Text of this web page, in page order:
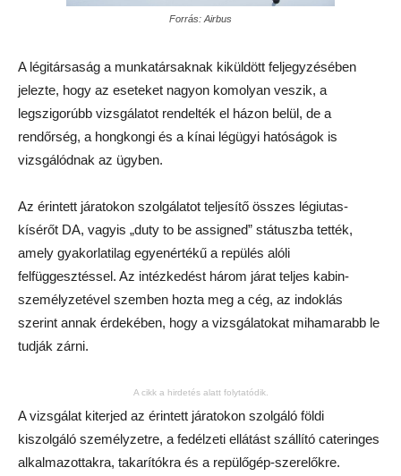
Forrás: Airbus
A légitársaság a munkatársaknak kiküldött feljegyzésében
jelezte, hogy az eseteket nagyon komolyan veszik, a
legszigorúbb vizsgálatot rendelték el házon belül, de a
rendőrség, a hongkongi és a kínai légügyi hatóságok is
vizsgálódnak az ügyben.
Az érintett járatokon szolgálatot teljesítő összes légiutas-
kísérőt DA, vagyis „duty to be assigned” státuszba tették,
amely gyakorlatilag egyenértékű a repülés alóli
felfüggesztéssel. Az intézkedést három járat teljes kabin-
személyzetével szemben hozta meg a cég, az indoklás
szerint annak érdekében, hogy a vizsgálatokat mihamarabb le
tudják zárni.
A cikk a hirdetés alatt folytatódik.
A vizsgálat kiterjed az érintett járatokon szolgáló földi
kiszolgáló személyzetre, a fedélzeti ellátást szállító cateringes
alkalmazottakra, takarítókra és a repülőgép-szerelőkre.